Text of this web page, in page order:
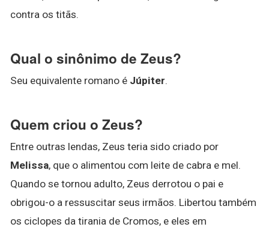
contra os titãs.
Qual o sinônimo de Zeus?
Seu equivalente romano é Júpiter.
Quem criou o Zeus?
Entre outras lendas, Zeus teria sido criado por
Melissa, que o alimentou com leite de cabra e mel.
Quando se tornou adulto, Zeus derrotou o pai e
obrigou-o a ressuscitar seus irmãos. Libertou também
os ciclopes da tirania de Cromos, e eles em